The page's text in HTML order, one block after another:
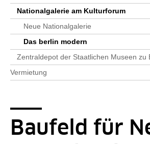
Nationalgalerie am Kulturforum
Neue Nationalgalerie
Das berlin modern
Zentraldepot der Staatlichen Museen zu
Vermietung
Baufeld für